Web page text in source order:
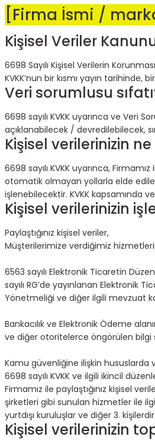
[Firma İsmi /
Kişisel Veriler
6698 Sayılı Kişisel Verilerin
KVKK’nun bir kısmı yayın tarihinde,
Veri sorumlusu
6698 sayılı KVKK uyarınca ve Veri
açıklanabilecek / devredilebilecek,
Kişisel verilerinizin
6698 sayılı KVKK uyarınca,
otomatik olmayan yollarla elde
işlenebilecektir. KVKK kapsamında
Kişisel verilerinizin
Paylaştığınız kişisel veriler,
Müşterilerimize verdiğimiz
6563 sayılı Elektronik Ticaretin
sayılı RG’de yayınlanan Elektronik
Yönetmeliği ve diğer ilgili mevzuat
Bankacılık ve Elektronik Ödeme
ve diğer otoritelerce öngörülen
Kamu güvenliğine ilişkin hususlarda
6698 sayılı KVKK ve ilgili ikincil
Firmamız ile paylaştığınız kişisel
şirketleri gibi sunulan hizmetler ile
yurtdışı kuruluşlar ve diğer 3. kişilerdir.
Kişisel verilerinizin